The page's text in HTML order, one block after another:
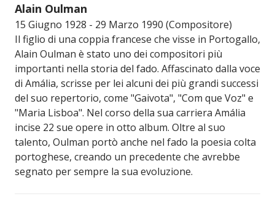
Alain Oulman
15 Giugno 1928 - 29 Marzo 1990 (Compositore)
Il figlio di una coppia francese che visse in Portogallo,
Alain Oulman è stato uno dei compositori più
importanti nella storia del fado. Affascinato dalla voce
di Amália, scrisse per lei alcuni dei più grandi successi
del suo repertorio, come "Gaivota", "Com que Voz" e
"Maria Lisboa". Nel corso della sua carriera Amália
incise 22 sue opere in otto album. Oltre al suo
talento, Oulman portò anche nel fado la poesia colta
portoghese, creando un precedente che avrebbe
segnato per sempre la sua evoluzione.